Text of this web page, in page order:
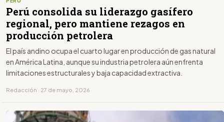
Perú consolida su liderazgo gasífero
regional, pero mantiene rezagos en
producción petrolera
El país andino ocupa el cuarto lugar en producción de gas natural
en América Latina, aunque su industria petrolera aún enfrenta
limitaciones estructurales y baja capacidad extractiva.
Redacción · 27 de mayo, 2026